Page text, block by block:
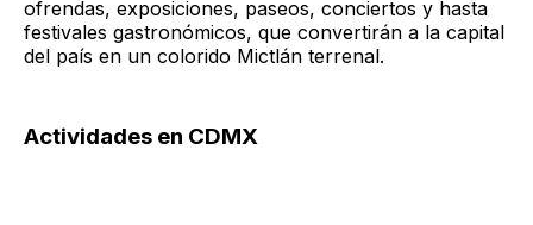
ofrendas, exposiciones, paseos, conciertos y hasta
festivales gastronómicos, que convertirán a la capital
del país en un colorido Mictlán terrenal.
Actividades en CDMX